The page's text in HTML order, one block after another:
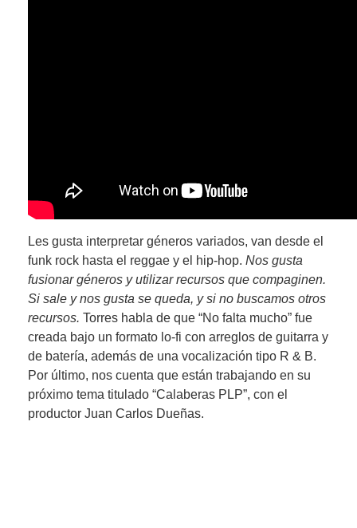
Les gusta interpretar géneros variados, van desde el
funk rock hasta el reggae y el hip-hop. Nos gusta
fusionar géneros y utilizar recursos que compaginen.
Si sale y nos gusta se queda, y si no buscamos otros
recursos. Torres habla de que “No falta mucho” fue
creada bajo un formato lo-fi con arreglos de guitarra y
de batería, además de una vocalización tipo R & B.
Por último, nos cuenta que están trabajando en su
próximo tema titulado “Calaberas PLP”, con el
productor Juan Carlos Dueñas.